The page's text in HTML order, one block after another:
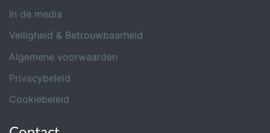
In de media
Veiligheid & Betrouwbaarheid
Algemene voorwaarden
Privacybeleid
Cookiebeleid